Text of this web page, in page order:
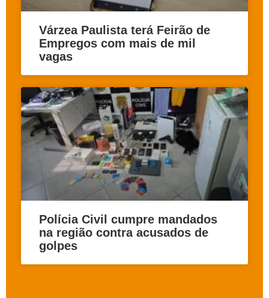
Várzea Paulista terá Feirão de
Empregos com mais de mil
vagas
Polícia Civil cumpre mandados
na região contra acusados de
golpes